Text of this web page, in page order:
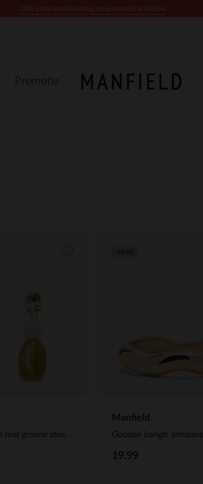
Promotie
Gouden oorbellen met groene steentjes
Manfield
Gouden bangle armband
19.99